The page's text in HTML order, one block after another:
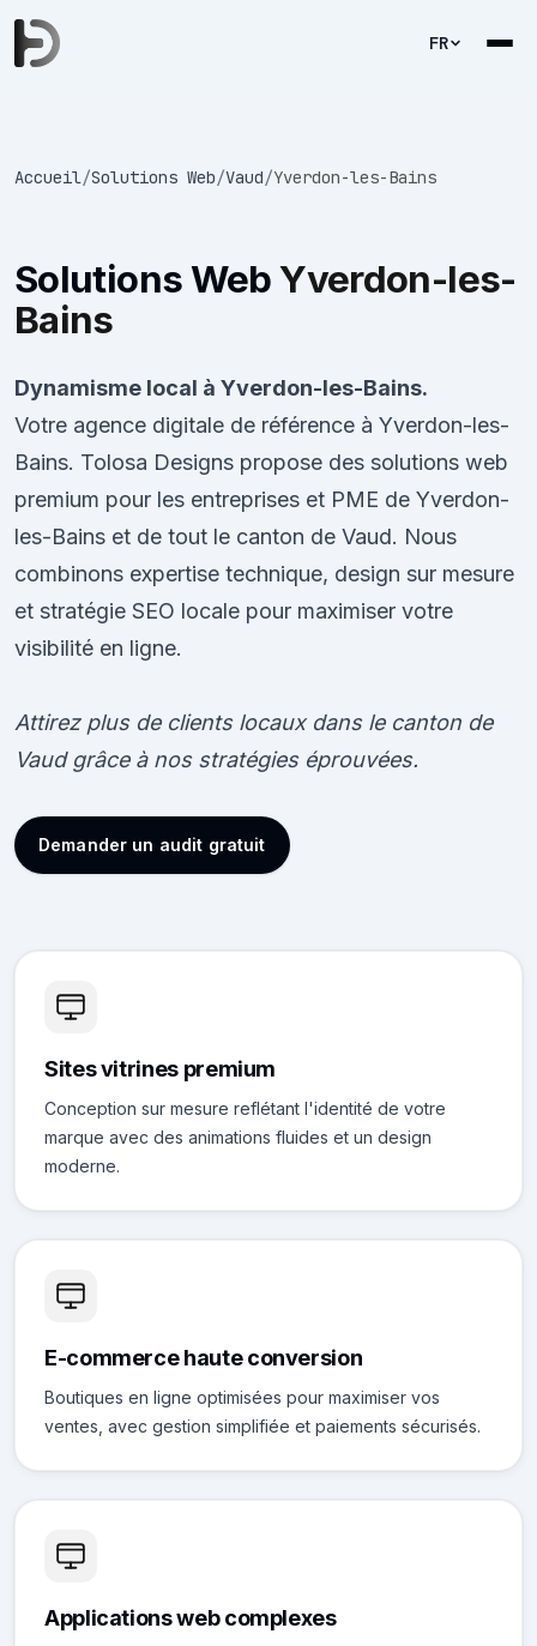
FR
Accueil/Solutions Web/Vaud/Yverdon-les-Bains
Solutions WebYverdon-les-
Bains
Dynamisme local à Yverdon-les-Bains.
Votre agence digitale de référence à Yverdon-les-
Bains. Tolosa Designs propose des solutions web
premium pour les entreprises et PME de Yverdon-
les-Bains et de tout le canton de Vaud. Nous
combinons expertise technique, design sur mesure
et stratégie SEO locale pour maximiser votre
visibilité en ligne.
Attirez plus de clients locaux dans le canton de
Vaud grâce à nos stratégies éprouvées.
Demander un audit gratuit
Sites vitrines premium
Conception sur mesure reflétant l'identité de votre
marque avec des animations fluides et un design
moderne.
E-commerce haute conversion
Boutiques en ligne optimisées pour maximiser vos
ventes, avec gestion simplifiée et paiements sécurisés.
Applications web complexes